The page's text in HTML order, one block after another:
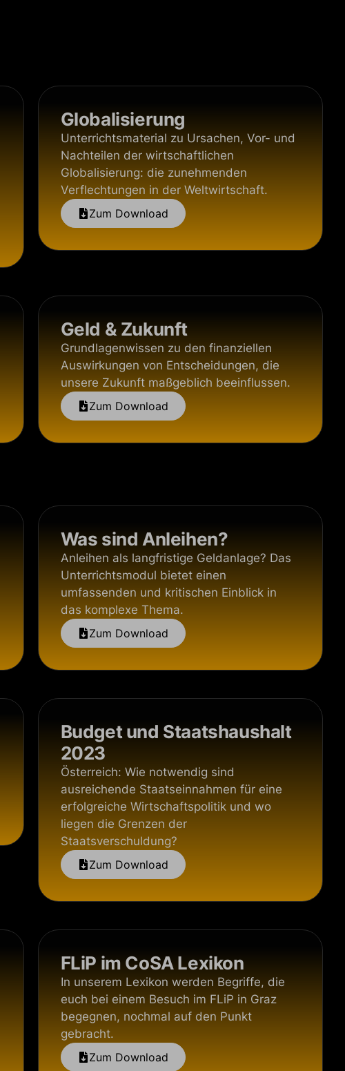
Globalisierung
Unterrichtsmaterial zu Ursachen, Vor- und
Nachteilen der wirtschaftlichen
Globalisierung: die zunehmenden
Verflechtungen in der Weltwirtschaft.
Zum Download
Geld & Zukunft
Grundlagenwissen zu den finanziellen
Auswirkungen von Entscheidungen, die
unsere Zukunft maßgeblich beeinflussen.
Zum Download
Was sind Anleihen?
Anleihen als langfristige Geldanlage? Das
Unterrichtsmodul bietet einen
umfassenden und kritischen Einblick in
das komplexe Thema.
Zum Download
Budget und Staatshaushalt
2023
Österreich: Wie notwendig sind
ausreichende Staatseinnahmen für eine
erfolgreiche Wirtschaftspolitik und wo
liegen die Grenzen der
Staatsverschuldung?
Zum Download
FLiP im CoSA Lexikon
In unserem Lexikon werden Begriffe, die
euch bei einem Besuch im FLiP in Graz
begegnen, nochmal auf den Punkt
gebracht.
Zum Download